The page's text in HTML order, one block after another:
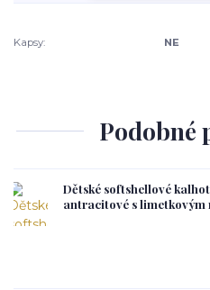
Kapsy: NE
Podobné
Dětské softshellové
antracitové s limetkovým